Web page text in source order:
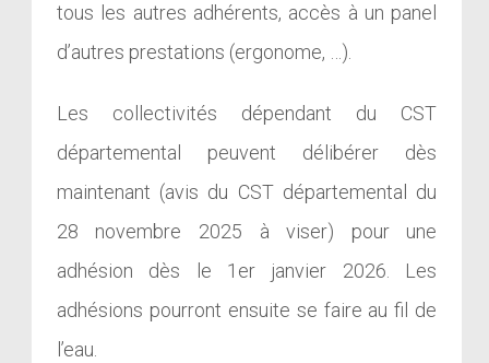
tous les autres adhérents, accès à un panel
d’autres prestations (ergonome, …).
Les collectivités dépendant du CST
départemental peuvent délibérer dès
maintenant (avis du CST départemental du
28 novembre 2025 à viser) pour une
adhésion dès le 1er janvier 2026. Les
adhésions pourront ensuite se faire au fil de
l’eau.